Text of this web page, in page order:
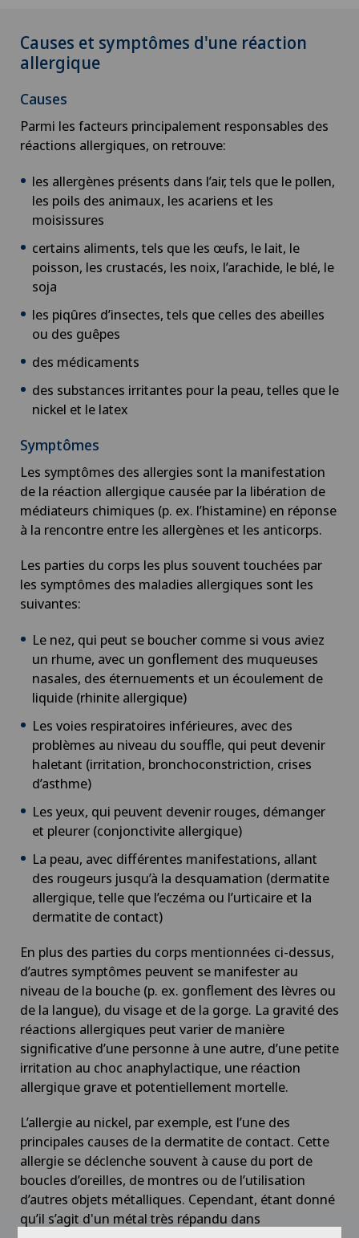
Causes et symptômes d'une réaction
allergique
Causes
Parmi les facteurs principalement responsables des
réactions allergiques, on retrouve:
les allergènes présents dans l’air, tels que le pollen,
les poils des animaux, les acariens et les
moisissures
certains aliments, tels que les œufs, le lait, le
poisson, les crustacés, les noix, l’arachide, le blé, le
soja
les piqûres d’insectes, tels que celles des abeilles
ou des guêpes
des médicaments
des substances irritantes pour la peau, telles que le
nickel et le latex
Symptômes
Les symptômes des allergies sont la manifestation
de la réaction allergique causée par la libération de
médiateurs chimiques (p. ex. l’histamine) en réponse
à la rencontre entre les allergènes et les anticorps.
Les parties du corps les plus souvent touchées par
les symptômes des maladies allergiques sont les
suivantes:
Le nez, qui peut se boucher comme si vous aviez
un rhume, avec un gonflement des muqueuses
nasales, des éternuements et un écoulement de
liquide (rhinite allergique)
Les voies respiratoires inférieures, avec des
problèmes au niveau du souffle, qui peut devenir
haletant (irritation, bronchoconstriction, crises
d’asthme)
Les yeux, qui peuvent devenir rouges, démanger
et pleurer (conjonctivite allergique)
La peau, avec différentes manifestations, allant
des rougeurs jusqu’à la desquamation (dermatite
allergique, telle que l’eczéma ou l’urticaire et la
dermatite de contact)
En plus des parties du corps mentionnées ci-dessus,
d’autres symptômes peuvent se manifester au
niveau de la bouche (p. ex. gonflement des lèvres ou
de la langue), du visage et de la gorge. La gravité des
réactions allergiques peut varier de manière
significative d’une personne à une autre, d’une petite
irritation au choc anaphylactique, une réaction
allergique grave et potentiellement mortelle.
L’allergie au nickel, par exemple, est l’une des
principales causes de la dermatite de contact. Cette
allergie se déclenche souvent à cause du port de
boucles d’oreilles, de montres ou de l’utilisation
d’autres objets métalliques. Cependant, étant donné
qu’il s’agit d'un métal très répandu dans